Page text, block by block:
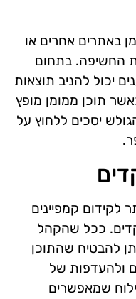
באתרים אחרים או
החשיפה. בתחום
יכול להניב תוצאות
תוכן ממומן מופץ
יסכים ללחוץ על
לקידום קמפיינים
ככל שהקהל
להבטיח שהתוכן
ולהעדפות של
שמאפשרים